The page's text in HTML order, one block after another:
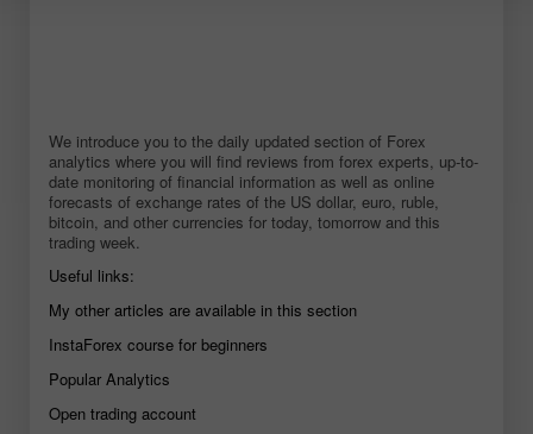
We introduce you to the daily updated section of Forex
analytics where you will find reviews from forex experts, up-to-
date monitoring of financial information as well as online
forecasts of exchange rates of the US dollar, euro, ruble,
bitcoin, and other currencies for today, tomorrow and this
trading week.
Useful links:
My other articles are available in this section
InstaForex course for beginners
Popular Analytics
Open trading account